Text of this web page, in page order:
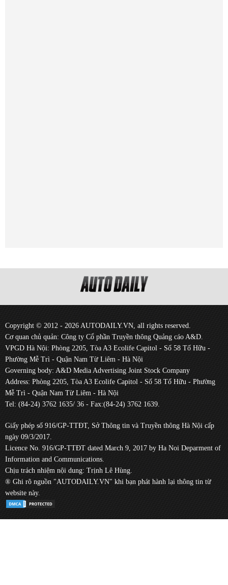
Copyright © 2012 - 2026 AUTODAILY.VN, all rights reserved.
Cơ quan chủ quản: Công ty Cổ phần Truyền thông Quảng cáo A&D.
VPGD Hà Nội: Phòng 2205, Tòa A3 Ecolife Capitol - Số 58 Tố Hữu -
Phường Mễ Trì - Quận Nam Từ Liêm - Hà Nội
Governing body: A&D Media Advertising Joint Stock Company
Address: Phòng 2205, Tòa A3 Ecolife Capitol - Số 58 Tố Hữu - Phường
Mễ Trì - Quận Nam Từ Liêm - Hà Nội
Tel: (84-24) 3762 1635/ 36 - Fax:(84-24) 3762 1639.
Giấy phép số 916/GP-TTĐT, Sở Thông tin và Truyền thông Hà Nội cấp
ngày 09/3/2017.
Licence No. 916/GP-TTĐT dated March 9, 2017 by Ha Noi Deparment of
Information and Communications.
Chịu trách nhiệm nội dung: Trịnh Lê Hùng.
® Ghi rõ nguồn "AUTODAILY.VN" khi bạn phát hành lại thông tin từ
website này.